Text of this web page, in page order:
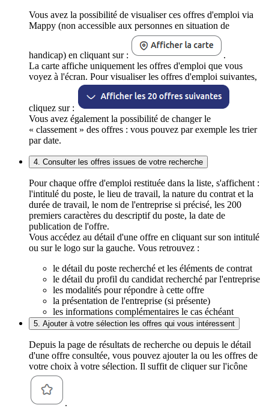
Vous avez la possibilité de visualiser ces offres d'emploi via
Mappy (non accessible aux personnes en situation de
handicap) en cliquant sur :
.
La carte affiche uniquement les offres d'emploi que vous
voyez à l'écran. Pour visualiser les offres d'emploi suivantes,
cliquez sur :
Vous avez également la possibilité de changer le
« classement » des offres : vous pouvez par exemple les trier
par date.
4. Consulter les offres issues de votre recherche
Pour chaque offre d'emploi restituée dans la liste, s'affichent :
l'intitulé du poste, le lieu de travail, la nature du contrat et la
durée de travail, le nom de l'entreprise si précisé, les 200
premiers caractères du descriptif du poste, la date de
publication de l'offre.
Vous accédez au détail d'une offre en cliquant sur son intitulé
ou sur le logo sur la gauche. Vous retrouvez :
le détail du poste recherché et les éléments de contrat
le détail du profil du candidat recherché par l'entreprise
les modalités pour répondre à cette offre
la présentation de l'entreprise (si présente)
les informations complémentaires le cas échéant
5. Ajouter à votre sélection les offres qui vous intéressent
Depuis la page de résultats de recherche ou depuis le détail
d'une offre consultée, vous pouvez ajouter la ou les offres de
votre choix à votre sélection. Il suffit de cliquer sur l'icône
.